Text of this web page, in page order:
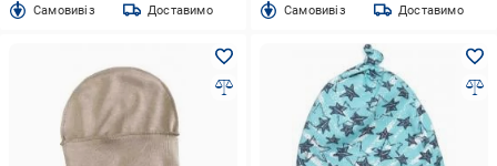
Cамовивіз Доставимо Cамовивіз Доставимо